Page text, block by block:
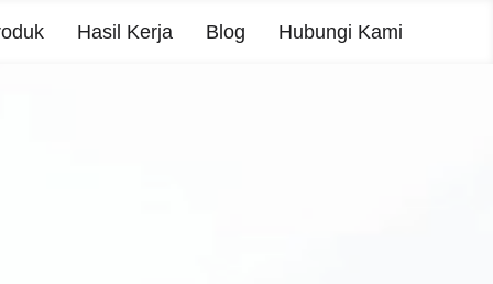
Hasil Kerja Blog Hubungi Kami